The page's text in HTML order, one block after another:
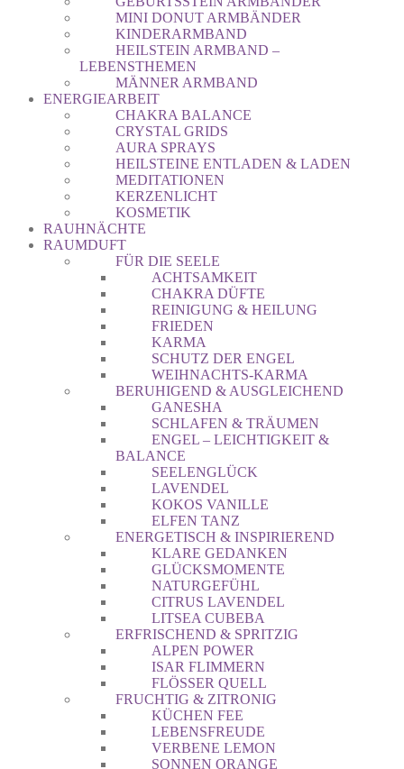
MINI DONUT ARMBÄNDER
KINDERARMBAND
HEILSTEIN ARMBAND –
LEBENSTHEMEN
MÄNNER ARMBAND
ENERGIEARBEIT
CHAKRA BALANCE
CRYSTAL GRIDS
AURA SPRAYS
HEILSTEINE ENTLADEN & LADEN
MEDITATIONEN
KERZENLICHT
KOSMETIK
RAUHNÄCHTE
RAUMDUFT
FÜR DIE SEELE
ACHTSAMKEIT
CHAKRA DÜFTE
REINIGUNG & HEILUNG
FRIEDEN
KARMA
SCHUTZ DER ENGEL
WEIHNACHTS-KARMA
BERUHIGEND & AUSGLEICHEND
GANESHA
SCHLAFEN & TRÄUMEN
ENGEL – LEICHTIGKEIT &
BALANCE
SEELENGLÜCK
LAVENDEL
KOKOS VANILLE
ELFEN TANZ
ENERGETISCH & INSPIRIEREND
KLARE GEDANKEN
GLÜCKSMOMENTE
NATURGEFÜHL
CITRUS LAVENDEL
LITSEA CUBEBA
ERFRISCHEND & SPRITZIG
ALPEN POWER
ISAR FLIMMERN
FLÖSSER QUELL
FRUCHTIG & ZITRONIG
KÜCHEN FEE
LEBENSFREUDE
VERBENE LEMON
SONNEN ORANGE